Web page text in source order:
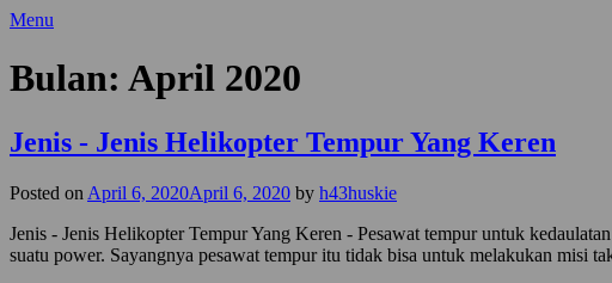
Menu
Bulan: April 2020
Jenis - Jenis Helikopter Tempur Yang Keren
Posted on April 6, 2020April 6, 2020 by h43huskie
Jenis - Jenis Helikopter Tempur Yang Keren - Pesawat tempur untuk
suatu power. Sayangnya pesawat tempur itu tidak bisa untuk melakukan misi